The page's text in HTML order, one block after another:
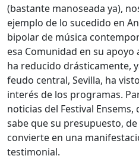
(bastante manoseada ya),
ejemplo de lo sucedido en
bipolar de música
esa Comunidad en su apoyo
ha reducido drásticamente,
feudo central, Sevilla, ha
interés de los programas.
noticias del Festival Ensems,
sabe que su presupuesto,
convierte en una
testimonial.